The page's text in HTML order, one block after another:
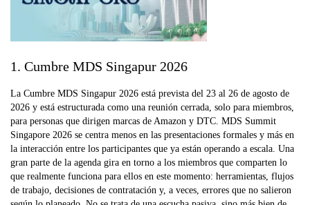
1. Cumbre MDS Singapur 2026
La Cumbre MDS Singapur 2026 está prevista del 23 al 26 de agosto de
2026 y está estructurada como una reunión cerrada, solo para miembros,
para personas que dirigen marcas de Amazon y DTC. MDS Summit
Singapore 2026 se centra menos en las presentaciones formales y más en
la interacción entre los participantes que ya están operando a escala. Una
gran parte de la agenda gira en torno a los miembros que comparten lo
que realmente funciona para ellos en este momento: herramientas, flujos
de trabajo, decisiones de contratación y, a veces, errores que no salieron